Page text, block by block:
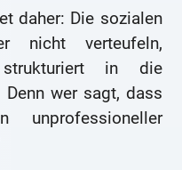
daher: Die sozialen
nicht verteufeln,
in die
wer sagt, dass